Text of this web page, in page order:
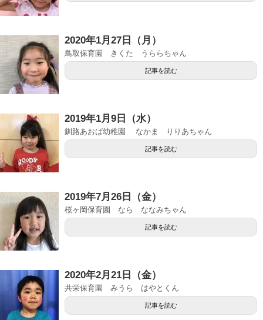
2020年1月27日（月）
鳥取保育園 きくた うららちゃん
記事を読む
2019年1月9日（水）
釧路あおば幼稚園 なかま りりあちゃん
記事を読む
2019年7月26日（金）
桜ヶ岡保育園 なら ななみちゃん
記事を読む
2020年2月21日（金）
共栄保育園 みうら はやとくん
記事を読む